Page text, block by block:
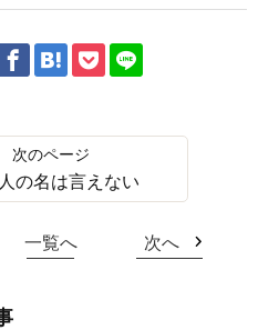
の名は言えない
一覧へ 次へ